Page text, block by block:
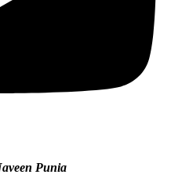
Punia